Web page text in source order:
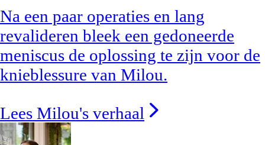
Na een paar operaties en lang
revalideren bleek een gedoneerde
meniscus de oplossing te zijn voor de
knieblessure van Milou.
Lees Milou's verhaal